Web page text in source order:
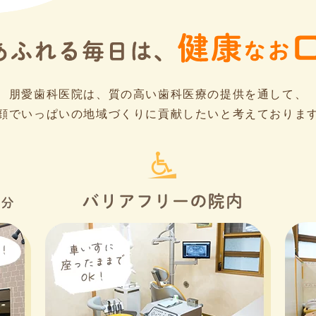
朋愛歯科医院は、質の高い歯科医療の提供を通して、
でいっぱいの地域づくりに貢献したいと考えておりま